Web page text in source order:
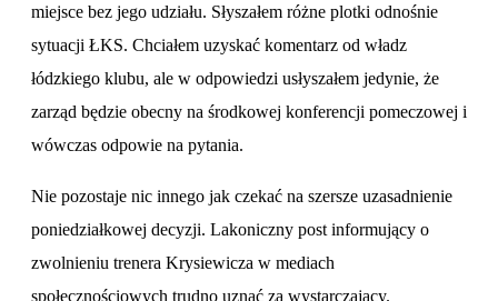
miejsce bez jego udziału. Słyszałem różne plotki odnośnie
sytuacji ŁKS. Chciałem uzyskać komentarz od władz
łódzkiego klubu, ale w odpowiedzi usłyszałem jedynie, że
zarząd będzie obecny na środkowej konferencji pomeczowej i
wówczas odpowie na pytania.
Nie pozostaje nic innego jak czekać na szersze uzasadnienie
poniedziałkowej decyzji. Lakoniczny post informujący o
zwolnieniu trenera Krysiewicza w mediach
społecznościowych trudno uznać za wystarczający.